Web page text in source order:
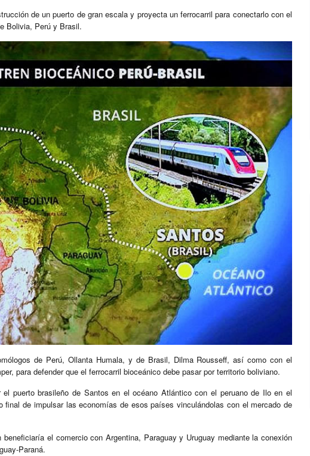
de un puerto de gran escala y proyecta un ferrocarril para conectarlo con el
Bolivia, Perú y Brasil.
de Perú, Ollanta Humala, y de Brasil, Dilma Rousseff, así como con el
para defender que el ferrocarril bioceánico debe pasar por territorio boliviano.
puerto brasileño de Santos en el océano Atlántico con el peruano de Ilo en el
de impulsar las economías de esos países vinculándolas con el mercado de
el comercio con Argentina, Paraguay y Uruguay mediante la conexión
Paraná.